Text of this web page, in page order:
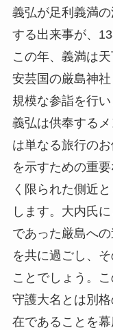
義弘が足利義満
する出来事が、
この年、義満は
安芸国の厳島神
規模な参詣を行
義弘は供奉する
は単なる旅行の
を示すための重
く限られた側近
します。大内氏
であった厳島へ
を共に過ごし、
ことでしょう。
守護大名とは別
在であることを